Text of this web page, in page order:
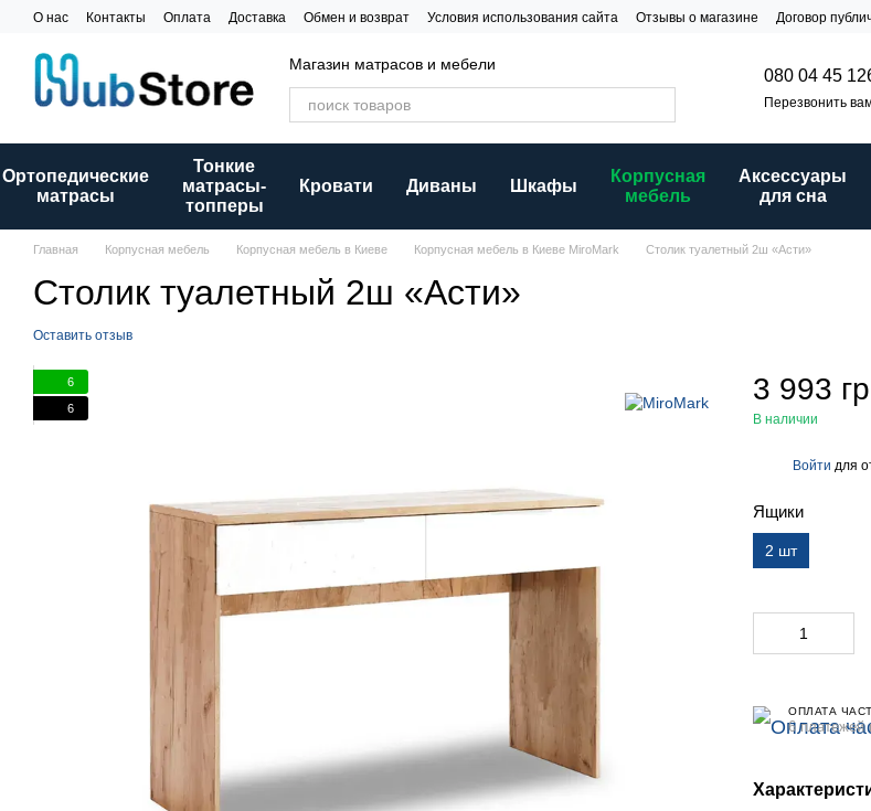
Перейти к основному контенту
О нас Контакты Оплата Доставка Обмен и возврат Условия использования сайта Отзывы о магазине Договор
Магазин матрасов и мебели
080 04 45
Перезвонить
Ортопедические
матрасы
Тонкие
матрасы-
топперы
Кровати Диваны Шкафы
Корпусная
мебель
Аксессуары
для сна
Главная Корпусная мебель Корпусная мебель в Киеве Корпусная мебель в Киеве MiroMark Столик туалетный 2ш «Асти»
Столик туалетный 2ш «Асти»
Оставить отзыв
6
6
3 993
В наличии
Войти для
Ящики
2 шт
ОПЛАТА
6 платежей